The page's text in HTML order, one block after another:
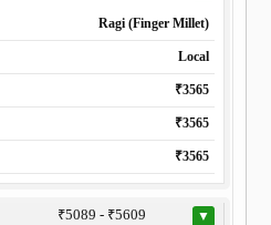
Ragi (Finger Millet)
Local
₹3565
₹3565
₹3565
₹5089 - ₹5609 ▼